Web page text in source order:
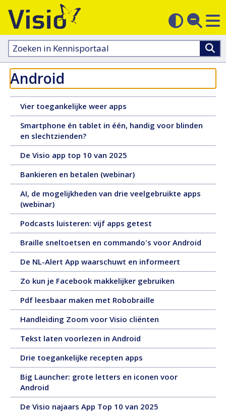
Contrast
Zoeken
in
kennisportaal:
Android
Vier toegankelijke weer apps
januari
2026,
4
pagina's
Smartphone én tablet in één, handig voor blinden
en slechtzienden?7
januari
2026,
tekst,
8
pagina's
De Visio app top 10 van 2025
december
2025,
tekst,
14
Bankieren en betalen (webinar)29
december
2025,
1
uur,
minuten
en
48
seconden
AI, de mogelijkheden van drie veelgebruikte apps
(webinar)23
december
2025,
video,
50
en
12
seconden
Podcasts luisteren: vijf apps getest
december
2025,
tekst,
11
pagina's
Braille sneltoetsen en commando's voor Android
tekst,
De NL-Alert App waarschuwt en informeert
december
tekst,
Zo kun je Facebook makkelijker gebruiken
november
tekst,
Pdf leesbaar maken met Robobraille
november
2025,
tekst,
Handleiding Zoom voor Visio cliënten
november
tekst,
Tekst laten voorlezen in Android
oktober
2025,
tekst,
2
Drie toegankelijke recepten apps
september
2025,
4
pagina's
Big Launcher: grote letters en iconen voor
Android
september
2025,
De Visio najaars App Top 10 van 2025